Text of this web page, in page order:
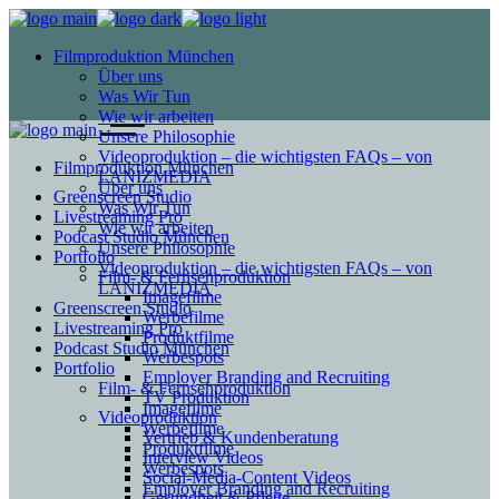
Filmproduktion München
Über uns
Was Wir Tun
Wie wir arbeiten
Unsere Philosophie
Videoproduktion – die wichtigsten FAQs – von
LANIZMEDIA
Greenscreen Studio
Livestreaming Pro
Podcast Studio München
Portfolio
Film- & Fernsehproduktion
Imagefilme
Werbefilme
Produktfilme
Werbespots
Employer Branding and Recruiting
TV Produktion
Videoproduktion
Vertrieb & Kundenberatung
Interview Videos
Social-Media-Content Videos
Filmproduktion München
Über uns
Was Wir Tun
Wie wir arbeiten
Unsere Philosophie
Videoproduktion – die wichtigsten FAQs – von
LANIZMEDIA
Greenscreen Studio
Livestreaming Pro
Podcast Studio München
Portfolio
Film- & Fernsehproduktion
Imagefilme
Werbefilme
Produktfilme
Werbespots
Employer Branding and Recruiting